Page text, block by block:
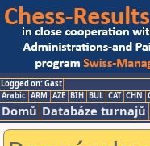
Logged on: Gast
Arabic ARM AZE BIH BUL CAT CHN
Domů Databáze turnajů